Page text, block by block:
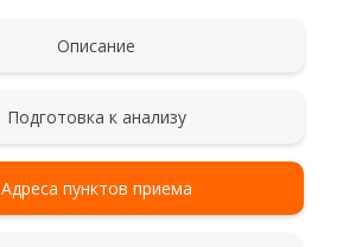
Описание
Подготовка к анализу
Адреса пунктов приема